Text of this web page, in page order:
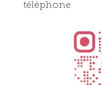
téléphone